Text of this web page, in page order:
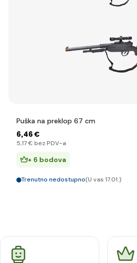
Puška na preklop 67 cm
6,46 €
5,17 € bez PDV-a
+ 6 bodova
Trenutno nedostupno(U vas 17.01.)